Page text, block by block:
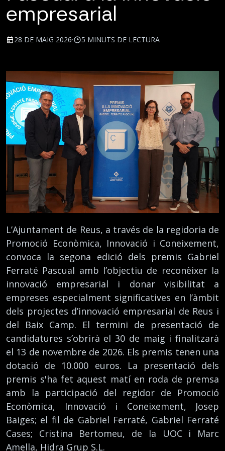
empresarial
28 DE MAIG 2026· 5 MINUTS DE LECTURA
L’Ajuntament de Reus, a través de la regidoria de
Promoció Econòmica, Innovació i Coneixement,
convoca la segona edició dels premis Gabriel
Ferraté Pascual amb l’objectiu de reconèixer la
innovació empresarial i donar visibilitat a
empreses especialment significatives en l’àmbit
dels projectes d’innovació empresarial de Reus i
del Baix Camp. El termini de presentació de
candidatures s’obrirà el 30 de maig i finalitzarà
el 13 de novembre de 2026. Els premis tenen una
dotació de 10.000 euros. La presentació dels
premis s'ha fet aquest matí en roda de premsa
amb la participació del regidor de Promoció
Econòmica, Innovació i Coneixement, Josep
Baiges; el fil de Gabriel Ferraté, Gabriel Ferraté
Cases; Cristina Bertomeu, de la UOC i Marc
Amella, Hidra Grup S.L.